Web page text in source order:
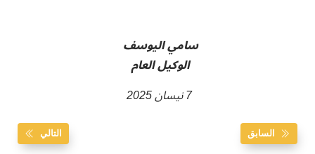
سامي اليوسف
الوكيل العام
7 نيسان 2025
السابق التالي